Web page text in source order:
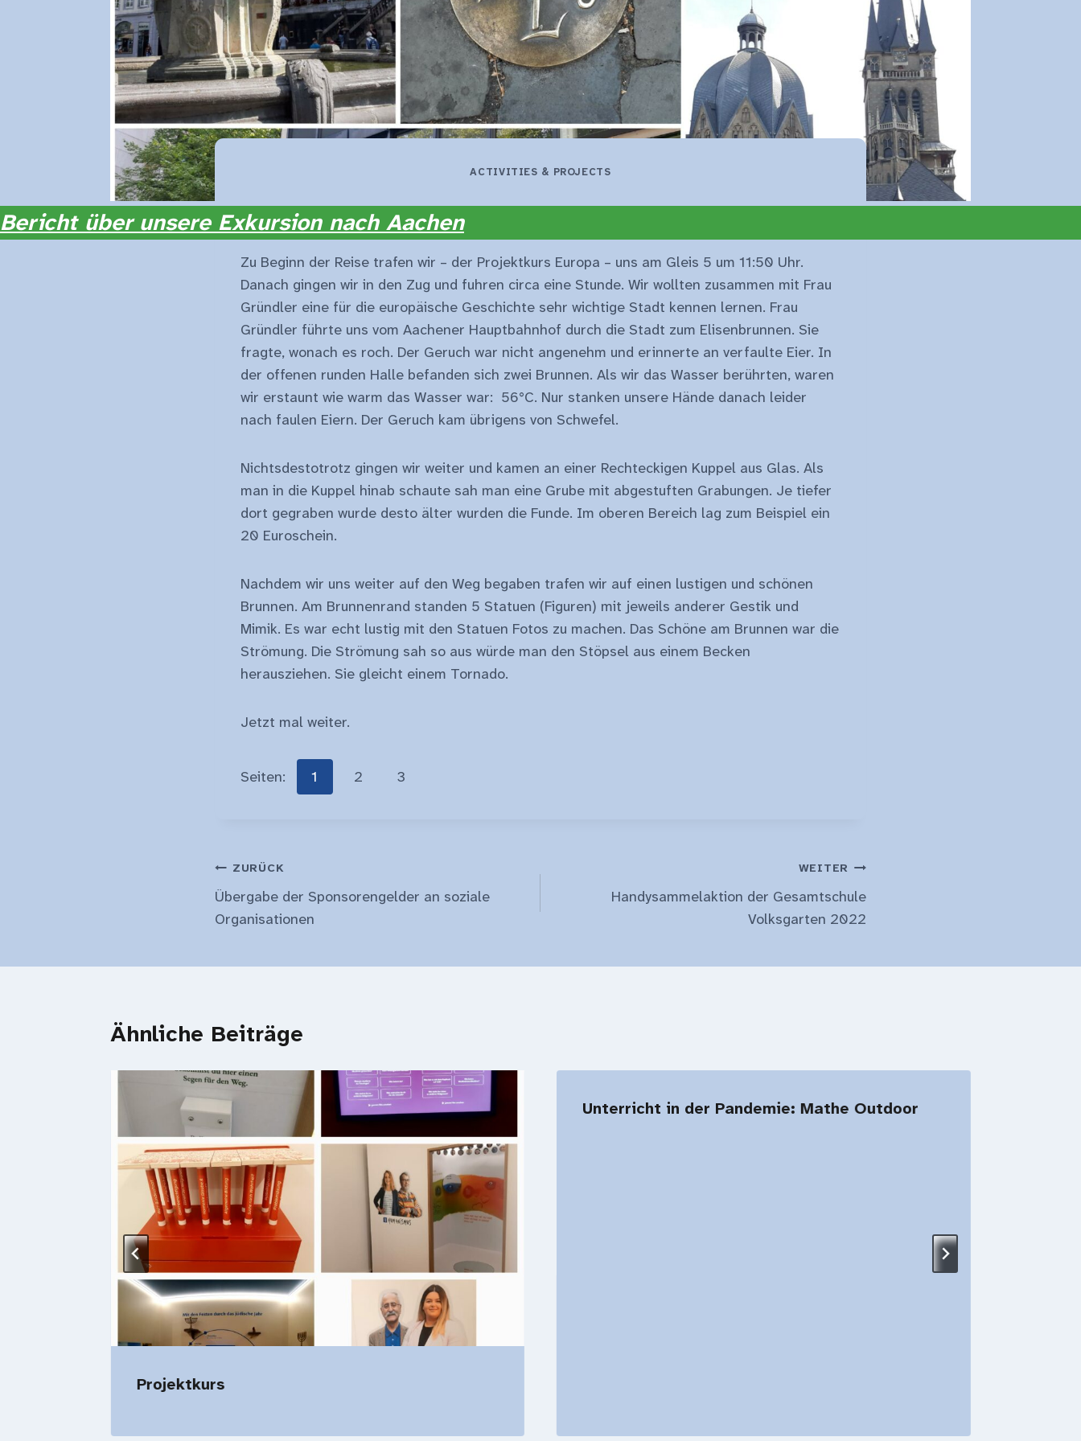
ACTIVITIES & PROJECTS
Bericht über unsere Exkursion nach Aachen
Zu Beginn der Reise trafen wir – der Projektkurs Europa – uns am Gleis 5 um 11:50 Uhr.
Danach gingen wir in den Zug und fuhren circa eine Stunde. Wir wollten zusammen mit Frau
Gründler eine für die europäische Geschichte sehr wichtige Stadt kennen lernen. Frau
Gründler führte uns vom Aachener Hauptbahnhof durch die Stadt zum Elisenbrunnen. Sie
fragte, wonach es roch. Der Geruch war nicht angenehm und erinnerte an verfaulte Eier. In
der offenen runden Halle befanden sich zwei Brunnen. Als wir das Wasser berührten, waren
wir erstaunt wie warm das Wasser war: 56°C. Nur stanken unsere Hände danach leider
nach faulen Eiern. Der Geruch kam übrigens von Schwefel.
Nichtsdestotrotz gingen wir weiter und kamen an einer Rechteckigen Kuppel aus Glas. Als
man in die Kuppel hinab schaute sah man eine Grube mit abgestuften Grabungen. Je tiefer
dort gegraben wurde desto älter wurden die Funde. Im oberen Bereich lag zum Beispiel ein
20 Euroschein.
Nachdem wir uns weiter auf den Weg begaben trafen wir auf einen lustigen und schönen
Brunnen. Am Brunnenrand standen 5 Statuen (Figuren) mit jeweils anderer Gestik und
Mimik. Es war echt lustig mit den Statuen Fotos zu machen. Das Schöne am Brunnen war die
Strömung. Die Strömung sah so aus würde man den Stöpsel aus einem Becken
herausziehen. Sie gleicht einem Tornado.
Jetzt mal weiter.
Seiten: 1 2 3
Beitragsnavigation
ZURÜCK
Übergabe der Sponsorengelder an soziale
Organisationen
WEITER
Handysammelaktion der Gesamtschule
Volksgarten 2022
Ähnliche Beiträge
Projektkurs
Unterricht in der Pandemie: Mathe Outdoor